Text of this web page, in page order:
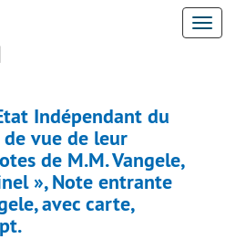
Indépendant du
vue de leur
de M.M. Vangele,
», Note entrante
avec carte,